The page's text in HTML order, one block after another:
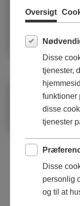
Olie på lærred
Oversigt
Disse
tjenester,
funktioner
disse
tjenester
Disse
personlig
og til at